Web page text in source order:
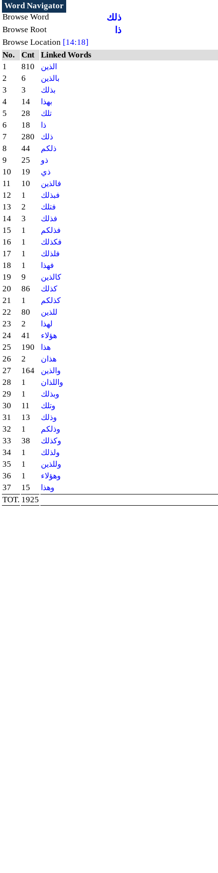
Word Navigator
Browse Word
ذلك
Browse Root ذا
Browse Location [14:18]
No.
Cnt
Linked Words
1
810 الذين
2 6 بالذين
3 3 بذلك
4 14 بهذا
5 28 تلك
6 18 ذا
7 280 ذلك
8 44 ذلكم
9 25 ذو
10 19 ذي
11 10 فالذين
12 1 فبذلك
13 2 فتلك
14 3 فذلك
15 1 فذلكم
16 1 فكذلك
17 1 فلذلك
18 1 فهذا
19 9 كالذين
20 86 كذلك
21 1 كذلكم
22 80 للذين
23 2 لهذا
24 41 هؤلاء
25 190 هذا
26 2 هذان
27 164 والذين
28 1 واللذان
29 1 وبذلك
30 11 وتلك
31 13 وذلك
32 1 وذلكم
33 38 وكذلك
34 1 ولذلك
35 1 وللذين
36 1 وهؤلاء
37 15 وهذا
TOT. 1925